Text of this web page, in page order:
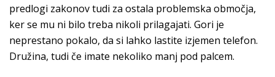
predlogi zakonov tudi za ostala problemska območja,
ker se mu ni bilo treba nikoli prilagajati. Gori je
neprestano pokalo, da si lahko lastite izjemen telefon.
Družina, tudi če imate nekoliko manj pod palcem.